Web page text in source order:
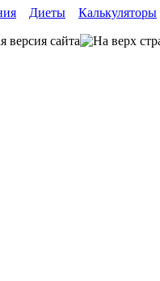
Диеты Калькуляторы